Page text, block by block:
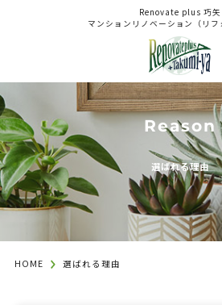
Renovate plus 巧矢
マンションリノベーション（リフ
0800-808-
9:00~18:00
来店予約
コンセプト
Reason
選ばれる理由
HOME 選ばれる理由